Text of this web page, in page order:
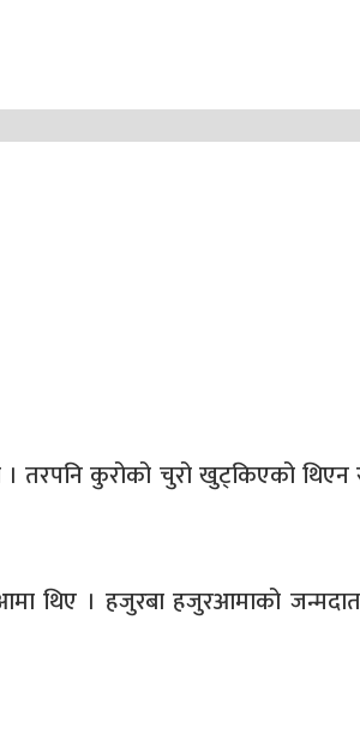
। तरपनि कुरोको चुरो खुट्किएको थिएन
थिए । हजुरबा हजुरआमाको